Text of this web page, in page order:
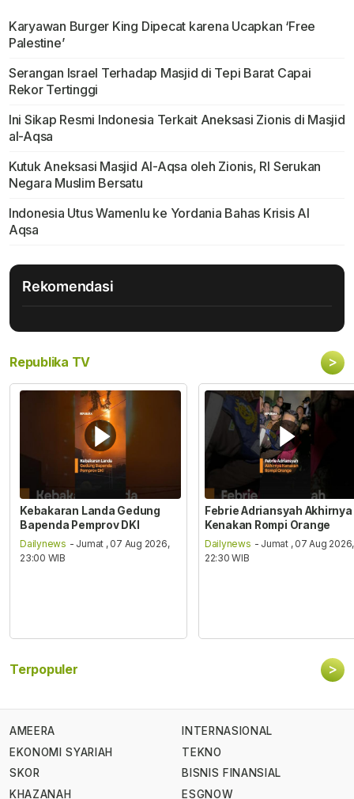
Karyawan Burger King Dipecat karena Ucapkan ‘Free
Palestine’
Serangan Israel Terhadap Masjid di Tepi Barat Capai
Rekor Tertinggi
Ini Sikap Resmi Indonesia Terkait Aneksasi Zionis di Masjid
al-Aqsa
Kutuk Aneksasi Masjid Al-Aqsa oleh Zionis, RI Serukan
Negara Muslim Bersatu
Indonesia Utus Wamenlu ke Yordania Bahas Krisis Al
Aqsa
Rekomendasi
Republika TV >
Kebakaran Landa Gedung
Bapenda Pemprov DKI
Dailynews - Jumat , 07 Aug 2026,
23:00 WIB
Febrie Adriansyah Akhirnya
Kenakan Rompi Orange
Dailynews - Jumat , 07 Aug 2026,
22:30 WIB
Terpopuler >
AMEERA
EKONOMI SYARIAH
SKOR
KHAZANAH
INTERNASIONAL
TEKNO
BISNIS FINANSIAL
ESGNOW